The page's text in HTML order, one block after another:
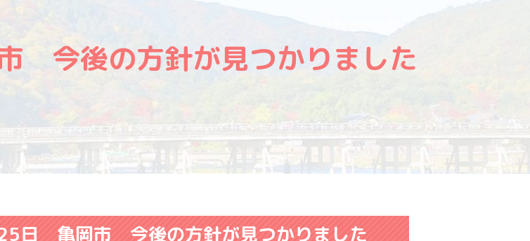
今後の方針が見つかりました
日 亀岡市 今後の方針が見つかりました